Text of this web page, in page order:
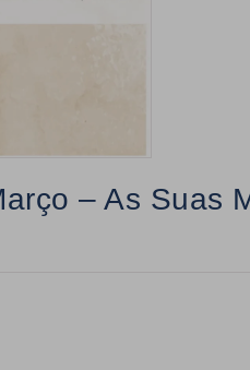
– As Suas